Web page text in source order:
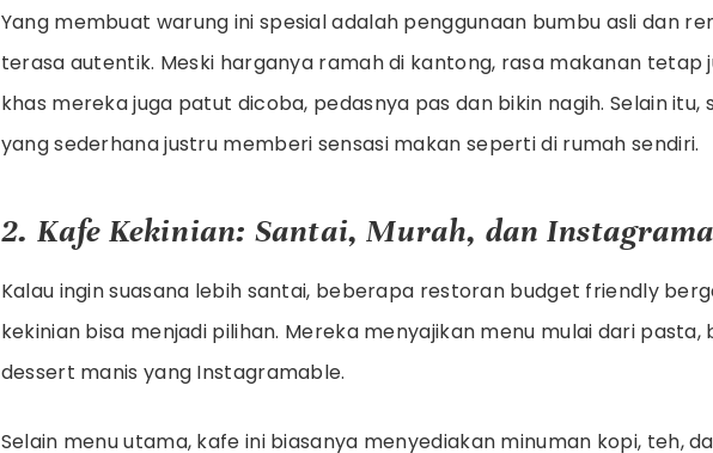
Yang membuat warung ini spesial adalah penggunaan bumbu asli dan
terasa autentik. Meski harganya ramah di kantong, rasa makanan tetap
khas mereka juga patut dicoba, pedasnya pas dan bikin nagih. Selain itu,
yang sederhana justru memberi sensasi makan seperti di rumah sendiri.
2. Kafe Kekinian: Santai, Murah, dan
Kalau ingin suasana lebih santai, beberapa restoran budget friendly
kekinian bisa menjadi pilihan. Mereka menyajikan menu mulai dari pasta,
dessert manis yang Instagramable.
Selain menu utama, kafe ini biasanya menyediakan minuman kopi, teh,